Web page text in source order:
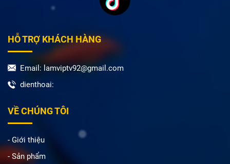
HỖ TRỢ KHÁCH HÀNG
Email: lamviptv92@gmail.com
dienthoai:
VỀ CHÚNG TÔI
- Giới thiệu
- Sản phẩm